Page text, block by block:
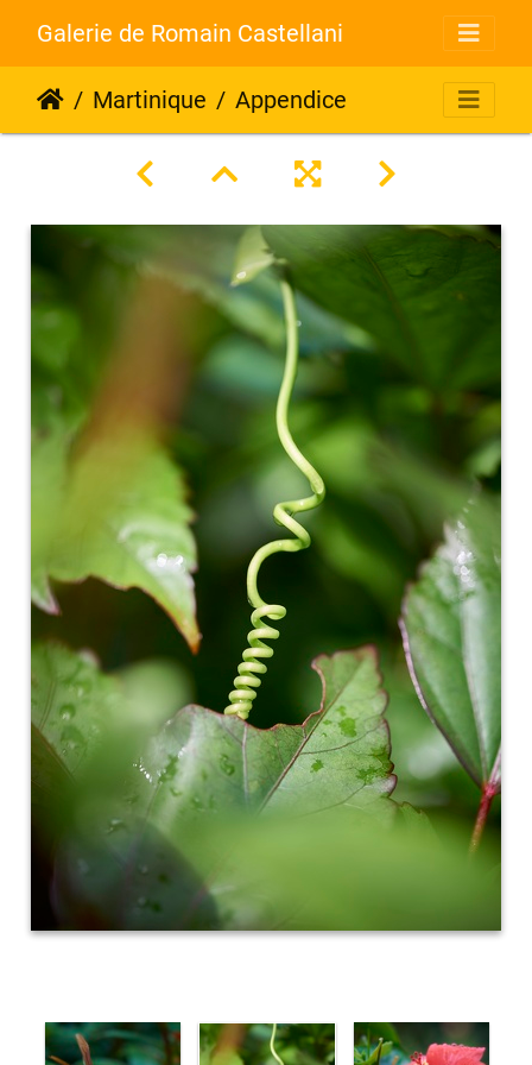
Galerie de Romain Castellani
Martinique Appendice